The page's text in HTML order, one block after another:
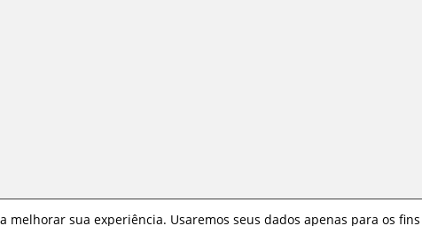
melhorar sua experiência. Usaremos seus dados apenas para os